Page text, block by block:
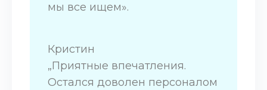
мы все ищем».
Кристин
„Приятные впечатления.
Остался доволен персоналом